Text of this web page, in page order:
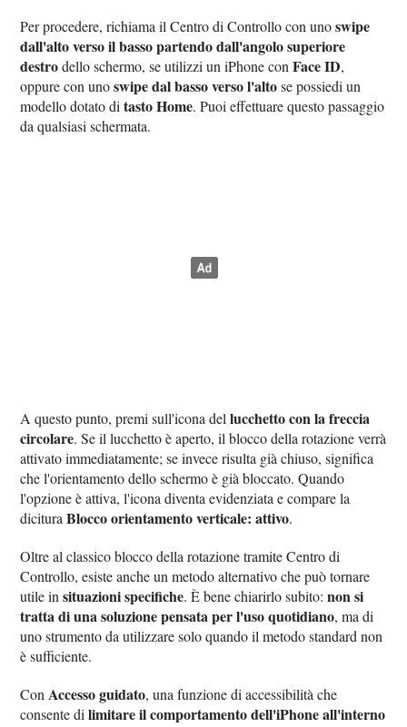
Per procedere, richiama il Centro di Controllo con unoswipe
dall'alto verso il basso partendo dall'angolo superiore
destrodello schermo, se utilizzi un iPhone conFace ID,
oppure con unoswipe dal basso verso l'altose possiedi un
modello dotato ditasto Home. Puoi effettuare questo passaggio
da qualsiasi schermata.
A questo punto, premi sull'icona dellucchetto con la freccia
circolare. Se il lucchetto è aperto, il blocco della rotazione verrà
attivato immediatamente; se invece risulta già chiuso, significa
che l'orientamento dello schermo è già bloccato. Quando
l'opzione è attiva, l'icona diventa evidenziata e compare la
dicituraBlocco orientamento verticale: attivo.
Oltre al classico blocco della rotazione tramite Centro di
Controllo, esiste anche un metodo alternativo che può tornare
utile insituazioni specifiche. È bene chiarirlo subito:non si
tratta di una soluzione pensata per l'uso quotidiano, ma di
uno strumento da utilizzare solo quando il metodo standard non
è sufficiente.
Con Accesso guidato, una funzione di accessibilità che
consente dilimitare il comportamento dell'iPhone all'interno